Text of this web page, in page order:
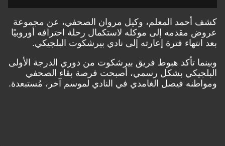
كشف أحمد المعلم، وكيل مروان الصحفي، عن مجموعة
عروض مقدمه إلى موكله لاستكمال رحلة احترافه أوروبيًا
بعد انتهاء فترة إعارته إلى نادي بيرشكوت البلجيكي.
وبينما تأكد هبوط فريق بيرشكوت من دوري الدرجة الأولى
البلجيكي بشكل رسمي، أصبحت فرصة بقاء الصحفي
ومواطنه فيصل الغامدي في النادي لموسم آخر، مُستبعدة.